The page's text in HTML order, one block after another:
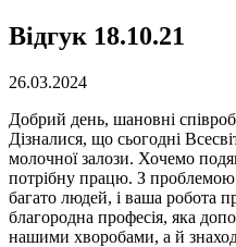
Відгук 18.10.21
26.03.2024
Добрий день, шановні
Дізналися, що сьогодні
молочної залози. Хочемо
потрібну працю. З
багато людей, і ваша робота
благородна професія, яка
нашими хворобами, а й